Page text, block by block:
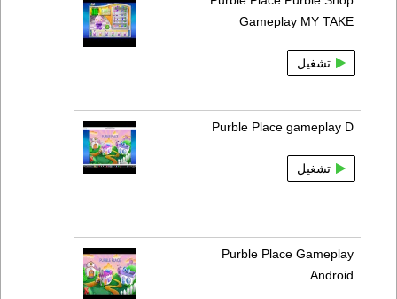
Gameplay MY TAKE
تشغيل
Purble Place gameplay D
تشغيل
Purble Place Gameplay
Android